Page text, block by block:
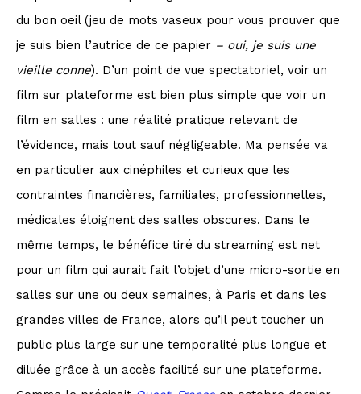
du bon oeil (jeu de mots vaseux pour vous prouver que
je suis bien l’autrice de ce papier – oui, je suis une
vieille conne). D’un point de vue spectatoriel, voir un
film sur plateforme est bien plus simple que voir un
film en salles : une réalité pratique relevant de
l’évidence, mais tout sauf négligeable. Ma pensée va
en particulier aux cinéphiles et curieux que les
contraintes financières, familiales, professionnelles,
médicales éloignent des salles obscures. Dans le
même temps, le bénéfice tiré du streaming est net
pour un film qui aurait fait l’objet d’une micro-sortie en
salles sur une ou deux semaines, à Paris et dans les
grandes villes de France, alors qu’il peut toucher un
public plus large sur une temporalité plus longue et
diluée grâce à un accès facilité sur une plateforme.